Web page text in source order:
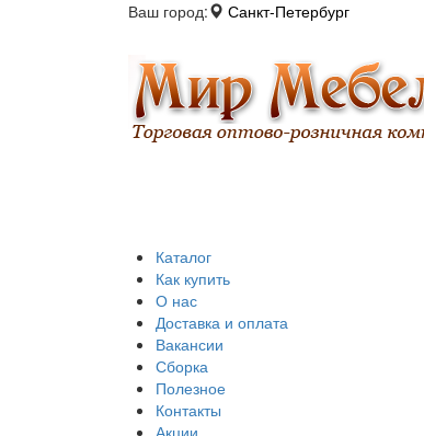
Ваш город: Санкт-Петербург
Каталог
Как купить
О нас
Доставка и оплата
Вакансии
Сборка
Полезное
Контакты
Акции